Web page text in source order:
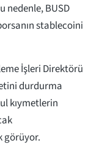
nedenle, BUSD
stablecoini
İşleri Direktörü
durdurma
kıymetlerin
görüyor.